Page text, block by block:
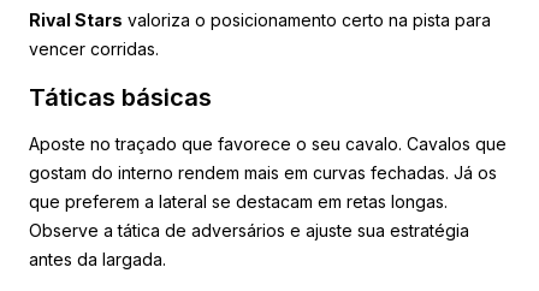
Rival Stars valoriza o posicionamento certo na pista para
vencer corridas.
Táticas básicas
Aposte no traçado que favorece o seu cavalo. Cavalos que
gostam do interno rendem mais em curvas fechadas. Já os
que preferem a lateral se destacam em retas longas.
Observe a tática de adversários e ajuste sua estratégia
antes da largada.